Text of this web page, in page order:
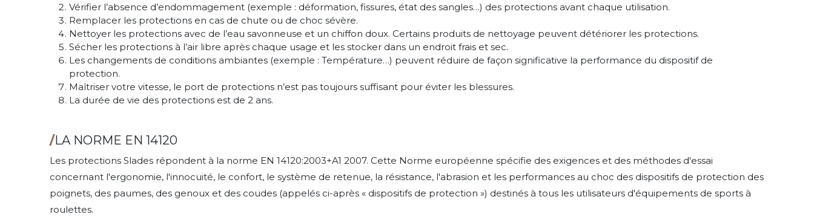
Vérifier l’absence d’endommagement (exemple : déformation, fissures, état des sangles…) des protections avant chaque utilisation.
Remplacer les protections en cas de chute ou de choc sévère.
Nettoyer les protections avec de l’eau savonneuse et un chiffon doux. Certains produits de nettoyage peuvent détériorer les protections.
Sécher les protections à l’air libre après chaque usage et les stocker dans un endroit frais et sec.
Les changements de conditions ambiantes (exemple : Température…) peuvent réduire de façon significative la performance du dispositif de
protection.
Maîtriser votre vitesse, le port de protections n’est pas toujours suffisant pour éviter les blessures.
La durée de vie des protections est de 2 ans.
/LA NORME EN 14120
Les protections Slades répondent à la norme EN 14120:2003+A1 2007. Cette Norme européenne spécifie des exigences et des méthodes d'essai
concernant l'ergonomie, l'innocuité, le confort, le système de retenue, la résistance, l'abrasion et les performances au choc des dispositifs de protection des
poignets, des paumes, des genoux et des coudes (appelés ci-après « dispositifs de protection ») destinés à tous les utilisateurs d'équipements de sports à
roulettes.